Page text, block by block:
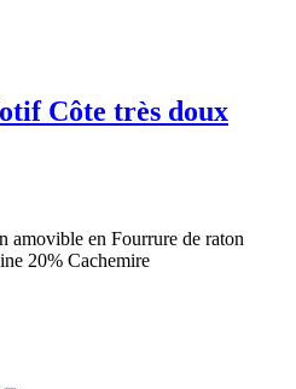
Côte très doux
amovible en Fourrure de raton
20% Cachemire